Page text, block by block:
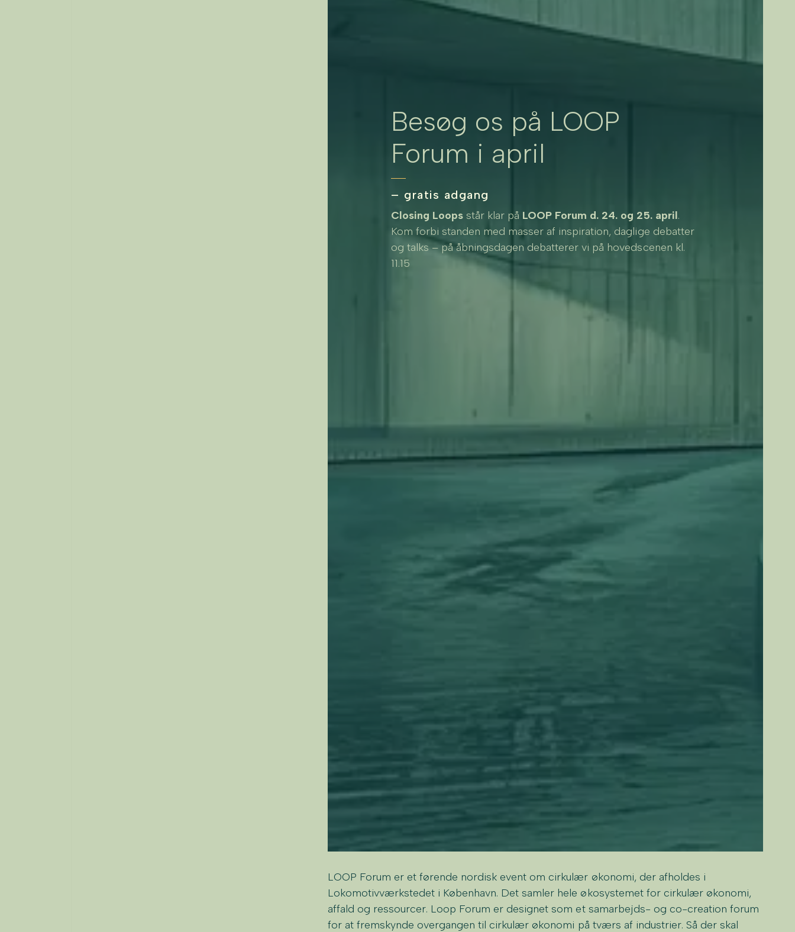
Besøg os på LOOP
Forum i april
– gratis adgang
Closing Loops står klar på LOOP Forum d. 24. og 25. april.
Kom forbi standen med masser af inspiration, daglige debatter
og talks – på åbningsdagen debatterer vi på hovedscenen kl.
11.15
LOOP Forum er et førende nordisk event om cirkulær økonomi, der afholdes i
Lokomotivværkstedet i København. Det samler hele økosystemet for cirkulær økonomi,
affald og ressourcer. Loop Forum er designet som et samarbejds- og co-creation forum
for at fremskynde overgangen til cirkulær økonomi på tværs af industrier. Så der skal